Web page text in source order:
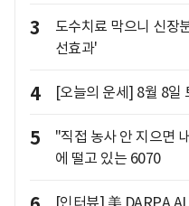
3
도수치료 막으니 신장
선효과'
4 [오늘의 운세] 8월 8일
5
"직접 농사 안 지으면
에 떨고 있는 6070